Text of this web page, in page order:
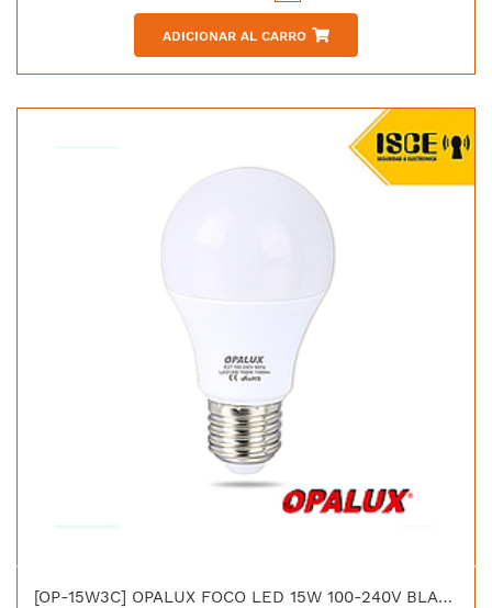
ADICIONAR AL CARRO
[OP-15W3C] OPALUX FOCO LED 15W 100-240V BLANCO 1350LM 7000K E27 230°